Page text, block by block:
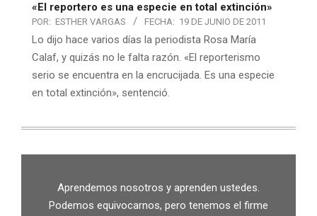
«El reportero es una especie en total extinción»
POR: ESTHER VARGAS FECHA: 19 DE JUNIO DE 2011
Lo dijo hace varios días la periodista Rosa María
Calaf, y quizás no le falta razón. «El reporterismo
serio se encuentra en la encrucijada. Es una especie
en total extinción», sentenció.
Aprendemos nosotros y aprenden ustedes.
Podemos equivocarnos, pero tenemos el firme